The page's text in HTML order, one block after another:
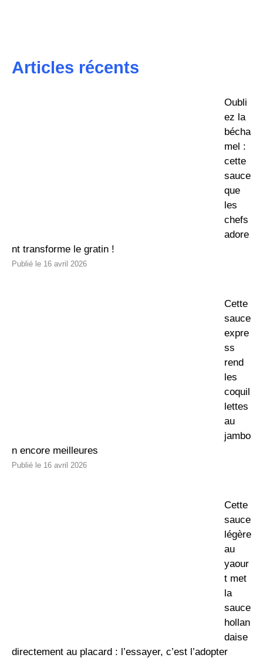
Articles récents
Oubli
ez la
bécha
mel :
cette
sauce
que
les
chefs
adore
nt transforme le gratin !
16 avril 2026
Cette
sauce
expre
ss
rend
les
coquil
lettes
au
jambo
n encore meilleures
16 avril 2026
Cette
sauce
légère
au
yaour
t met
la
sauce
hollan
daise
directement au placard : l’essayer, c’est l’adopter